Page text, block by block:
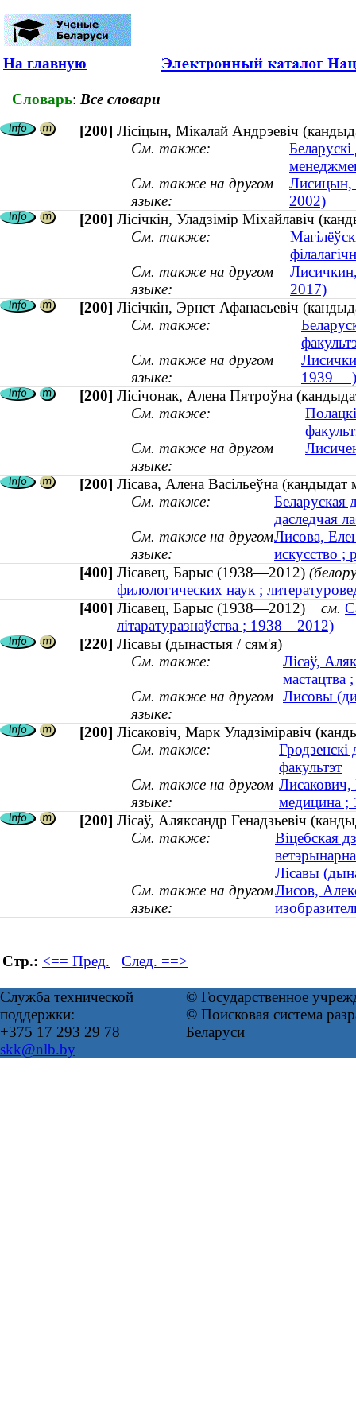
На главную
Словарь: Все словари
[200] Лісіцын, Мікалай Андрэевіч
См. также:
См. также на другом
языке:
Лисицын,
2002)
[200] Лісічкін, Уладзімір Міхайлавіч
См. также:
См. также на другом
языке:
2017)
[200] Лісічкін, Эрнст Афанасьевіч
См. также:
См. также на другом
языке:
1939— )
[200] Лісічонак, Алена Пятроўна
См. также:
См. также на другом
языке:
[200] Лісава, Алена Васільеўна
См. также:
Беларуская
даследчая
См. также на другом
языке:
Лисова,
искусство ;
[400] Лісавец, Барыс (1938—2012)
филологических наук ;
[400] Лісавец, Барыс (1938—2012) см.
літаратуразнаўства ; 1938—2012)
[220] Лісавы (дынастыя / сям'я)
См. также:
Лісаў,
мастацтва
См. также на другом
языке:
Лисовы
[200] Лісаковіч, Марк Уладзіміравіч
См. также:
факультэт
См. также на другом
языке:
медицина
[200] Лісаў, Аляксандр Генадзьевіч
См. также:
Віцебская
Лісавы
См. также на другом
языке:
Лисов,
Стр.: <== Пред. След. ==>
Служба технической
поддержки:
+375 17 293 29 78
skk@nlb.by
© Государственное
© Поисковая система
Беларуси